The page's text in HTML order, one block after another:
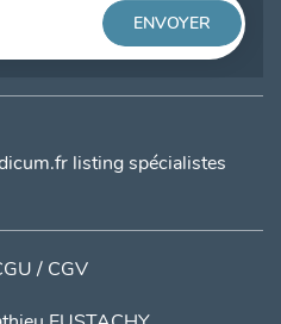
listing spécialistes
/ CGV